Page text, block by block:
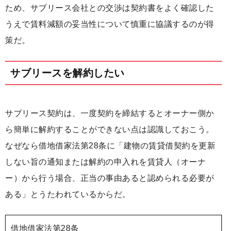
ため、サブリース会社との交渉は契約書をよく確認した
うえで賃料減額の妥当性について慎重に協議するのが得
策だ。
サブリースを解約したい
サブリース契約は、一度契約を締結するとオーナー側か
ら簡単に解約することができない点は認識しておこう。
なぜなら借地借家法第28条に「建物の賃貸借契約を更新
しない旨の通知または解約の申入れを賃貸人（オーナ
ー）から行う場合、正当の事由あると認められる必要が
ある」とうたわれているからだ。
借地借家法第28条